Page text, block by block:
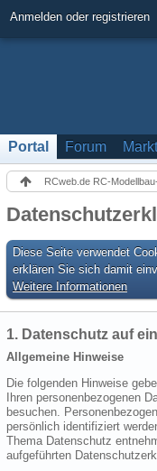
Anmelden oder registrieren
Portal Forum
RCweb.de RC-
Diese Seite verwendet
erklären Sie sich damit
Weitere Informationen
1. Datenschutz auf
Allgemeine Hinweise
Die folgenden Hinweise
Ihren personenbezogenen
besuchen.
persönlich identifiziert
Thema Datenschutz
aufgeführten